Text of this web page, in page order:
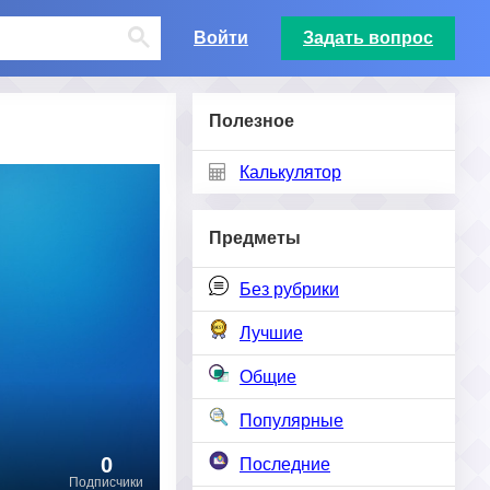
Войти Задать вопрос
Полезное
Калькулятор
Предметы
Без рубрики
Лучшие
Общие
Популярные
Последние
Подписчики
0